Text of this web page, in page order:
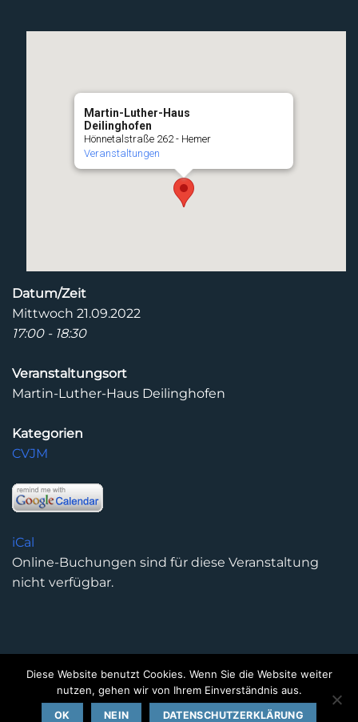
Martin-Luther-Haus
Deilinghofen
Hönnetalstraße 262 - Hemer
Veranstaltungen
Datum/Zeit
Mittwoch 21.09.2022
17:00 - 18:30
Veranstaltungsort
Martin-Luther-Haus Deilinghofen
Kategorien
CVJM
iCal
Online-Buchungen sind für diese Veranstaltung
nicht verfügbar.
DATENSCHUTZERKLÄRUNG IMPRESSUM KONTAKT
Copyright 2026 ©Kirchengemeinde Deilinghofen- Design
Diese Website benutzt Cookies. Wenn Sie die Website weiter
nutzen, gehen wir von Ihrem Einverständnis aus.
OK NEIN DATENSCHUTZERKLÄRUNG